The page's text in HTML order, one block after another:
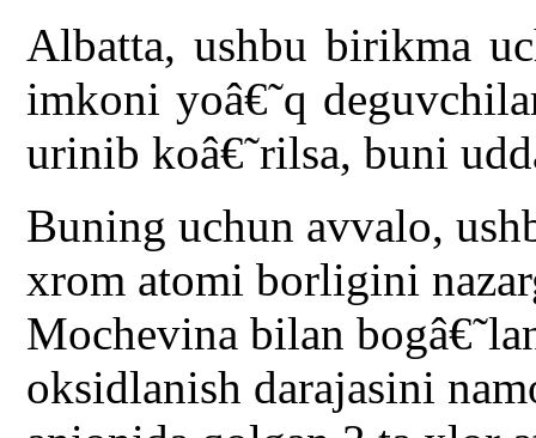
Albatta, ushbu birikma
imkoni yoâ€˜q
urinib koâ€˜rilsa, buni
Buning uchun avvalo,
xrom atomi borligini
Mochevina bilan
oksidlanish darajasini